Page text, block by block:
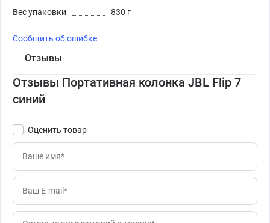
Вес упаковки
830 г
Сообщить об ошибке
Отзывы
Отзывы Портативная колонка JBL Flip 7
синий
Оценить товар